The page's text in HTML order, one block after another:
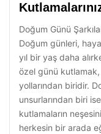
Doğum Günü
Doğum günleri,
yıl bir yaş daha
özel günü kutlamak,
yollarından biridir.
unsurlarından biri
kutlamaların
herkesin bir arada